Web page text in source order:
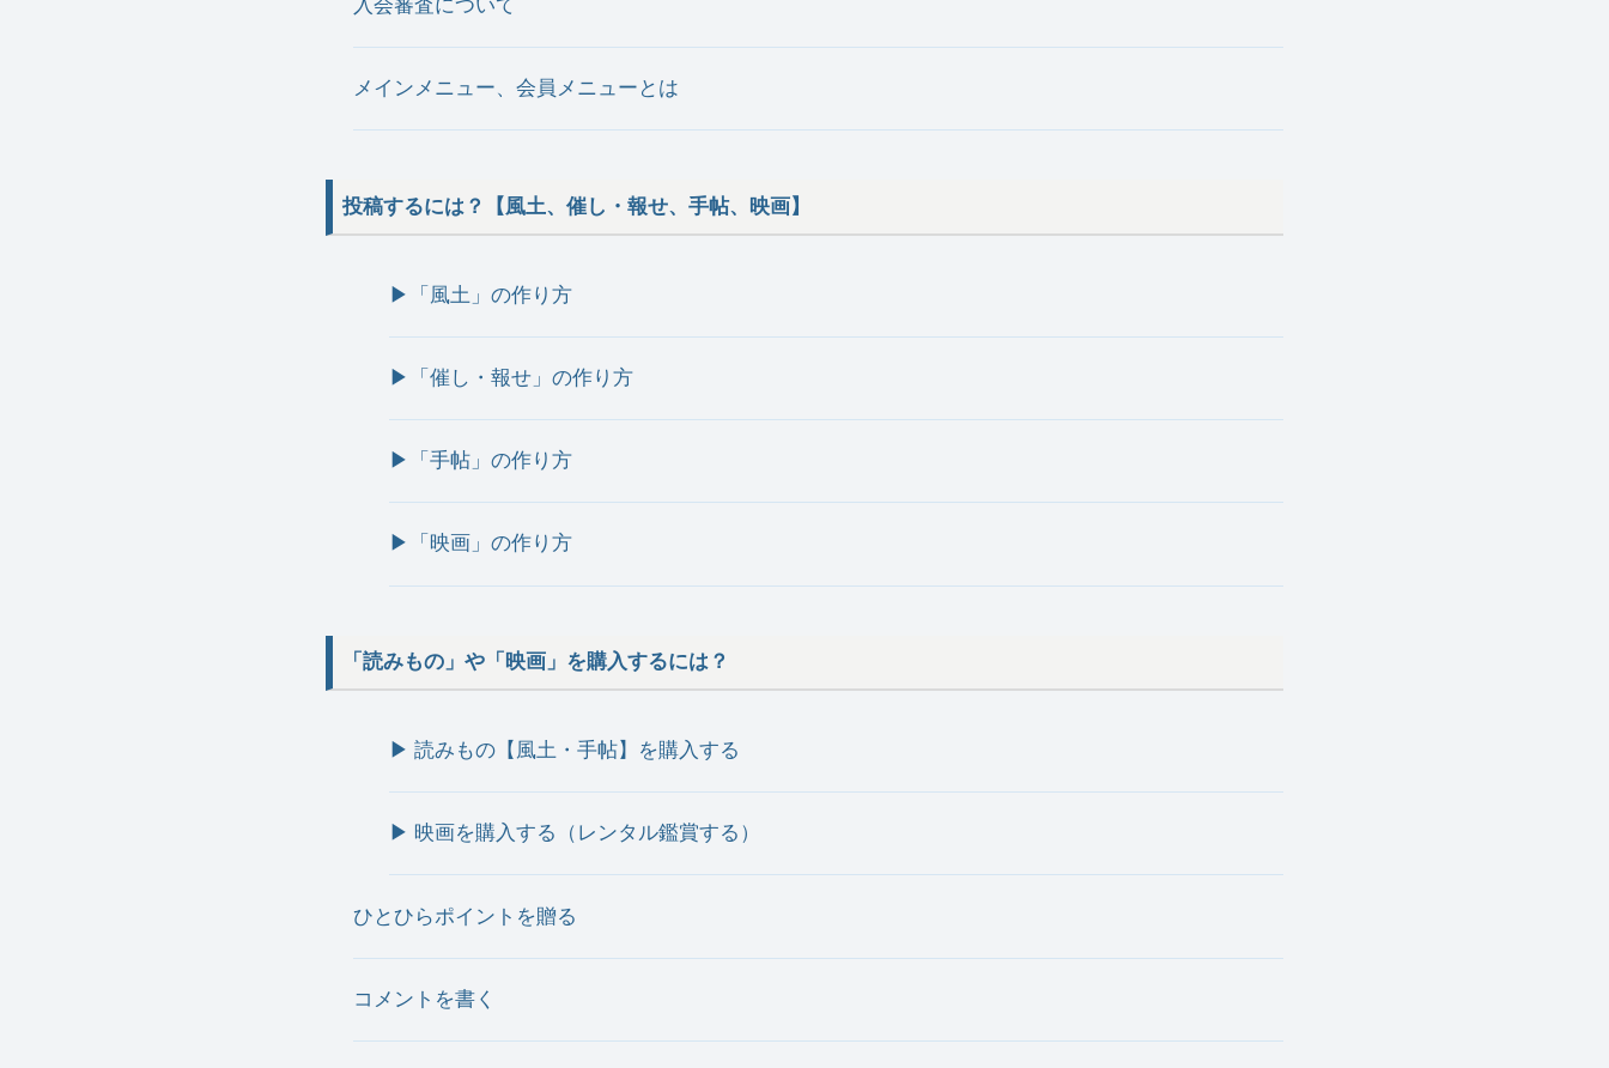
入会審査について
メインメニュー、会員メニューとは
投稿するには？【風土、催し・報せ、手帖、映画】
▶︎「風土」の作り方
▶︎「催し・報せ」の作り方
▶︎「手帖」の作り方
▶︎「映画」の作り方
「読みもの」や「映画」を購入するには？
▶︎ 読みもの【風土・手帖】を購入する
▶︎ 映画を購入する（レンタル鑑賞する）
ひとひらポイントを贈る
コメントを書く